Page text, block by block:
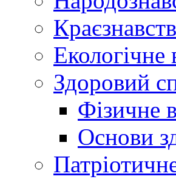
Здоровий
Фізичне
Основи